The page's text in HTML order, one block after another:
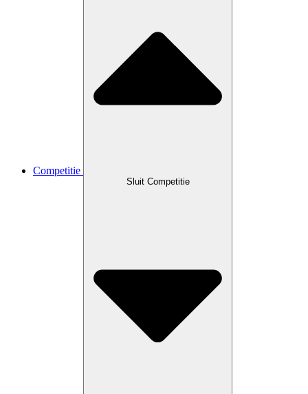
Competitie
Sluit Competitie